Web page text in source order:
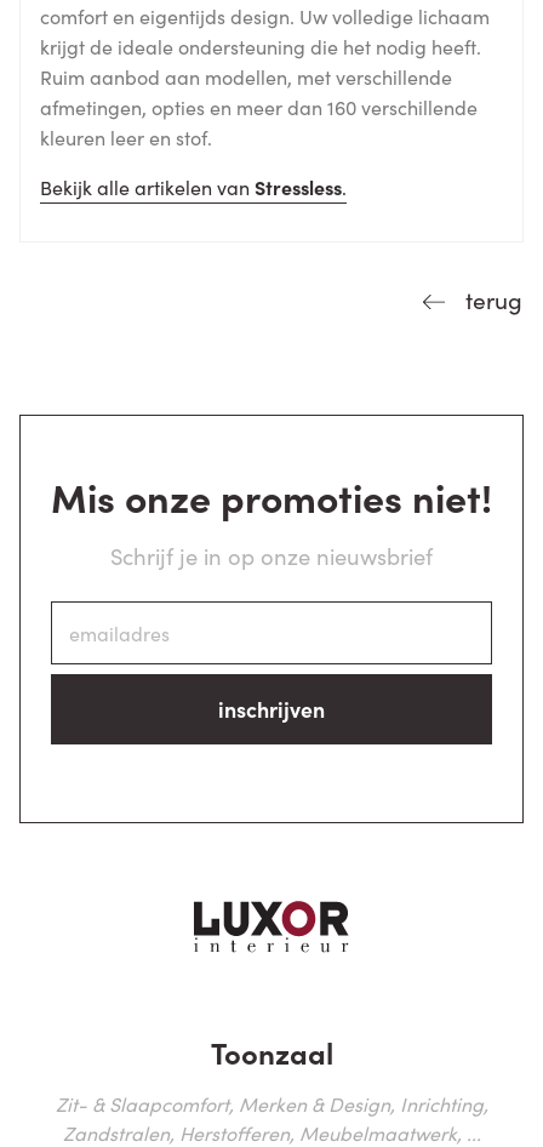
comfort en eigentijds design. Uw volledige lichaam
krijgt de ideale ondersteuning die het nodig heeft.
Ruim aanbod aan modellen, met verschillende
afmetingen, opties en meer dan 160 verschillende
kleuren leer en stof.
Bekijk alle artikelen van Stressless.
terug
Mis onze promoties niet!
Schrijf je in op onze nieuwsbrief
inschrijven
Toonzaal
Zit- & Slaapcomfort, Merken & Design, Inrichting,
Zandstralen, Herstofferen, Meubelmaatwerk, ...